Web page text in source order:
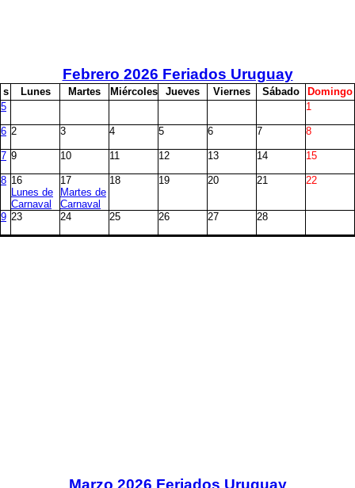
Febrero 2026 Feriados Uruguay
s Lunes Martes Miércoles Jueves Viernes Sábado Domingo
5
1
6 2 3 4 5 6 7 8
7 9 10 11 12 13 14 15
8 16
Lunes de
Carnaval
17
Martes de
Carnaval
18 19 20 21 22
9 23 24 25 26 27 28
Marzo 2026 Feriados Uruguay